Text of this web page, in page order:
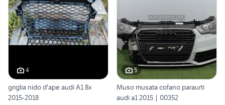
4
griglia nido d'ape audi A1 8x
2015-2018
5
Muso musata cofano paraurti
audi a1 2015 | 00352